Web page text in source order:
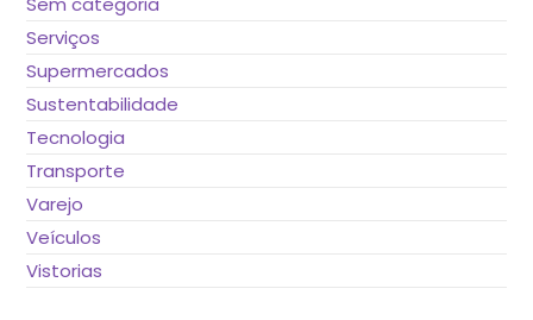
Serviços
Supermercados
Sustentabilidade
Tecnologia
Transporte
Varejo
Veículos
Vistorias